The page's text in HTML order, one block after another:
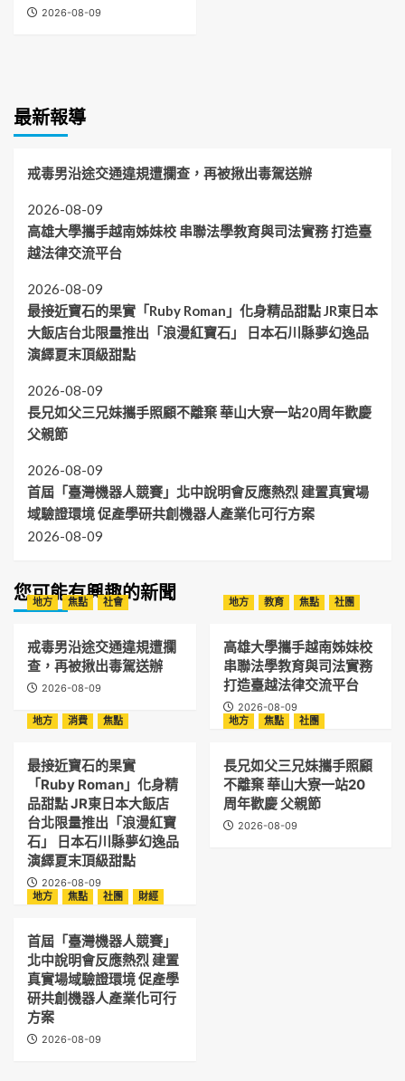
2026-08-09
最新報導
戒毒男沿途交通違規遭攔查，再被揪出毒駕送辦
2026-08-09
高雄大學攜手越南姊妹校 串聯法學教育與司法實務 打造臺
越法律交流平台
2026-08-09
最接近寶石的果實「Ruby Roman」化身精品甜點 JR東日本
大飯店台北限量推出「浪漫紅寶石」 日本石川縣夢幻逸品
演繹夏末頂級甜點
2026-08-09
長兄如父三兄妹攜手照顧不離棄 華山大寮一站20周年歡慶
父親節
2026-08-09
首屆「臺灣機器人競賽」北中說明會反應熱烈 建置真實場
域驗證環境 促產學研共創機器人產業化可行方案
2026-08-09
您可能有興趣的新聞
地方 焦點 社會
戒毒男沿途交通違規遭攔
查，再被揪出毒駕送辦
2026-08-09
地方 教育 焦點 社團
高雄大學攜手越南姊妹校
串聯法學教育與司法實務
打造臺越法律交流平台
2026-08-09
地方
消費 焦點
最接近寶石的果實
「Ruby Roman」化身精
品甜點 JR東日本大飯店
台北限量推出「浪漫紅寶
石」 日本石川縣夢幻逸品
演繹夏末頂級甜點
2026-08-09
地方 焦點 社團
長兄如父三兄妹攜手照顧
不離棄 華山大寮一站20
周年歡慶 父親節
2026-08-09
地方 焦點 社團 財經
首屆「臺灣機器人競賽」
北中說明會反應熱烈 建置
真實場域驗證環境 促產學
研共創機器人產業化可行
方案
2026-08-09